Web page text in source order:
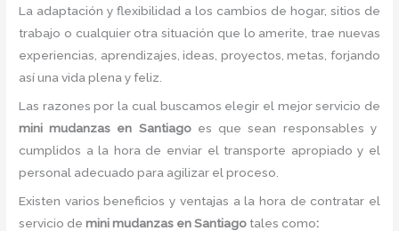
La adaptación y flexibilidad a los cambios de hogar, sitios de
trabajo o cualquier otra situación que lo amerite, trae nuevas
experiencias, aprendizajes, ideas, proyectos, metas, forjando
así una vida plena y feliz.
Las razones por la cual buscamos elegir el mejor servicio de
mini mudanzas en Santiago es que sean responsables y
cumplidos a la hora de enviar el transporte apropiado y el
personal adecuado para agilizar el proceso.
Existen varios beneficios y ventajas a la hora de contratar el
servicio de mini mudanzas en Santiago tales como: